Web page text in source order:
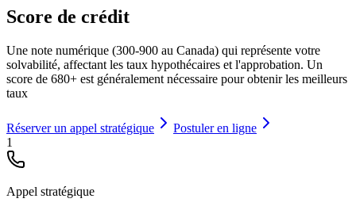
Score de crédit
Une note numérique (300-900 au Canada) qui représente votre
solvabilité, affectant les taux hypothécaires et l'approbation. Un
score de 680+ est généralement nécessaire pour obtenir les meilleurs
taux
Réserver un appel stratégique
Postuler en ligne
1
Appel stratégique